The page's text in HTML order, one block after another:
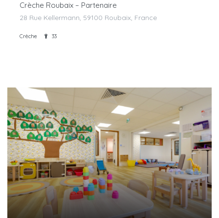
Crèche Roubaix – Partenaire
28 Rue Kellermann, 59100 Roubaix, France
Crèche 33